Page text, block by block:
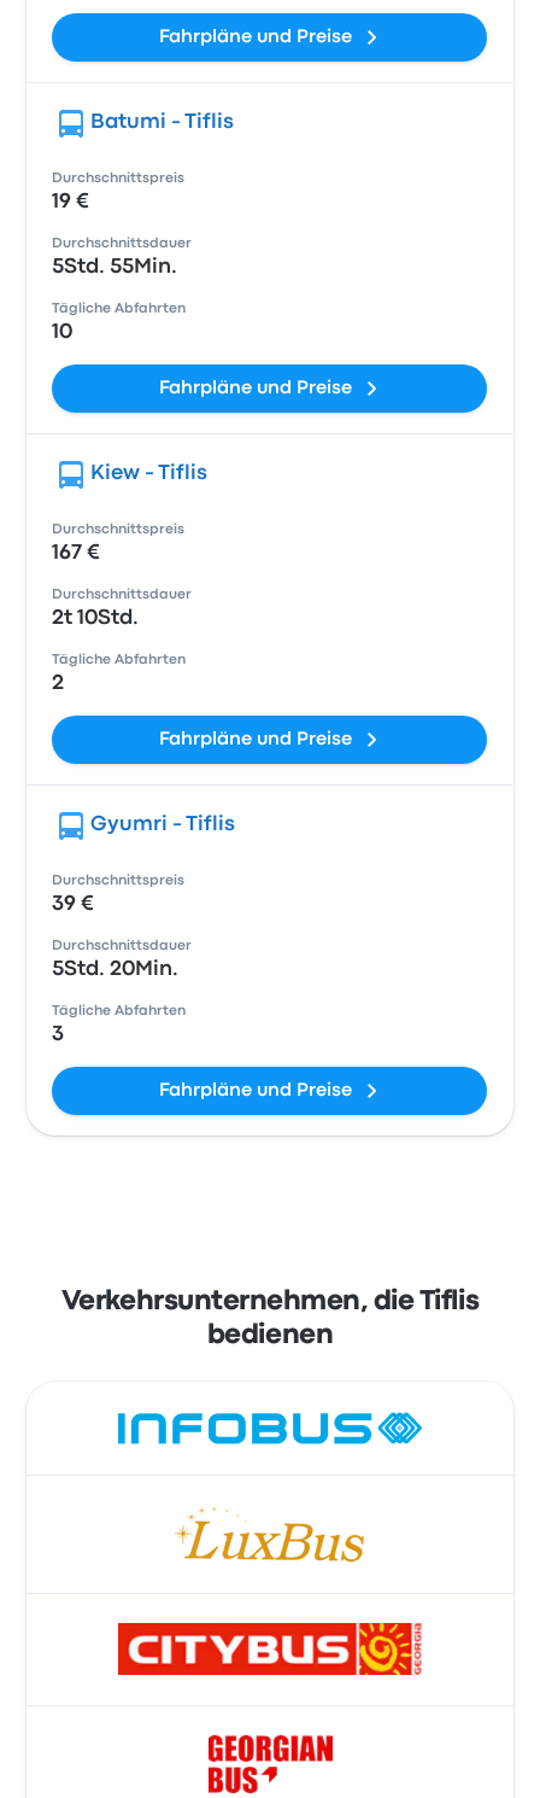
Fahrpläne und Preise
Batumi - Tiflis
Durchschnittspreis
19 €
Durchschnittsdauer
5Std. 55Min.
Tägliche Abfahrten
10
Fahrpläne und Preise
Kiew - Tiflis
Durchschnittspreis
167 €
Durchschnittsdauer
2t 10Std.
Tägliche Abfahrten
2
Fahrpläne und Preise
Gyumri - Tiflis
Durchschnittspreis
39 €
Durchschnittsdauer
5Std. 20Min.
Tägliche Abfahrten
3
Fahrpläne und Preise
Verkehrsunternehmen, die Tiflis
bedienen